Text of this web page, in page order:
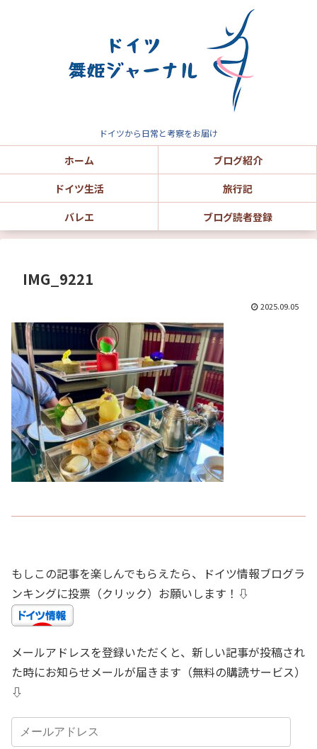
ドイツから日常と考察をお届け
ホーム
ブログ紹介
ドイツ生活
旅行記
バレエ
ブログ読者登録
IMG_9221
2025.09.05
もしこの記事を楽しんでもらえたら、ドイツ情報ブログラ
ンキングに投票（クリック）お願いします！⇩
メールアドレスを登録いただくと、新しい記事が投稿され
た時にお知らせメールが届きます（無料の購読サービス）
⇩